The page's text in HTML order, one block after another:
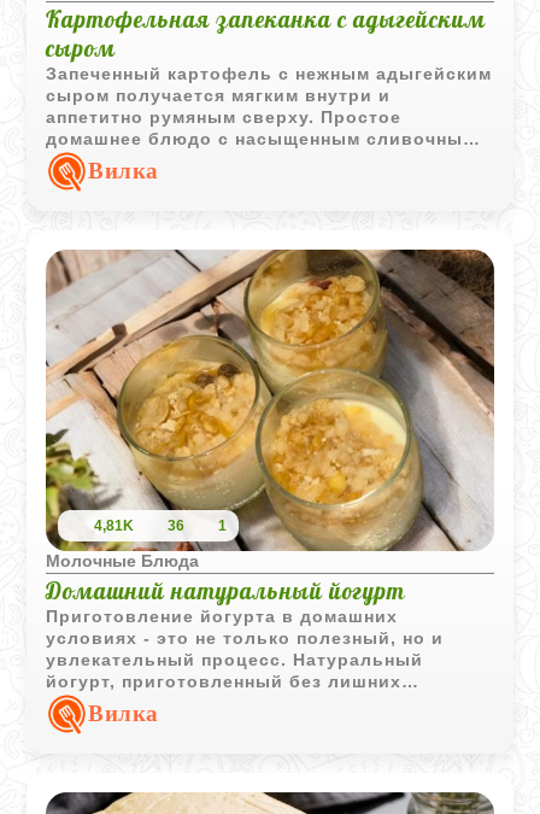
Картофельная запеканка с адыгейским
сыром
Запеченный картофель с нежным адыгейским
сыром получается мягким внутри и
аппетитно румяным сверху. Простое
домашнее блюдо с насыщенным сливочным
вкусом отлично подходит для семейного
ужина.Вилка
4,81K 36 1
Молочные Блюда
Домашний натуральный йогурт
Приготовление йогурта в домашних
условиях - это не только полезный, но и
увлекательный процесс. Натуральный
йогурт, приготовленный без лишних
добавок, обладает мягким вкусом и
полезными свойствами. Попробуйте
просто и вкусно.
Вилка